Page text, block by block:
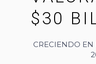
$30
CRECIENDO EN